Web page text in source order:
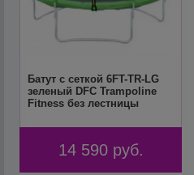
Батут с сеткой 6FT-TR-LG
зеленый DFC Trampoline
Fitness без лестницы
14 590 руб.